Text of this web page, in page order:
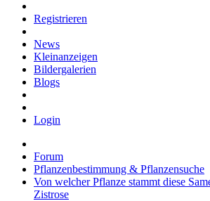
Registrieren
News
Kleinanzeigen
Bildergalerien
Blogs
Login
Forum
Pflanzenbestimmung & Pflanzensuche
Von welcher Pflanze stammt diese
Zistrose